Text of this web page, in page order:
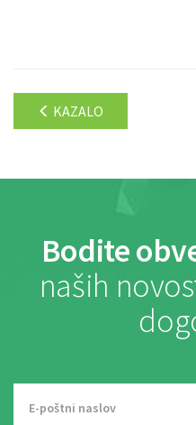
KAZALO
Bodite
naših